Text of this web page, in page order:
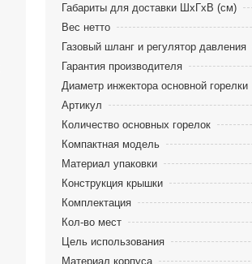
Габариты для доставки ШхГхВ (см)
Вес нетто
Газовый шланг и регулятор давления
Гарантия производителя
Диаметр инжектора основной горелки
Артикул
Количество основных горелок
Компактная модель
Материал упаковки
Конструкция крышки
Комплектация
Кол-во мест
Цель использования
Материал корпуса